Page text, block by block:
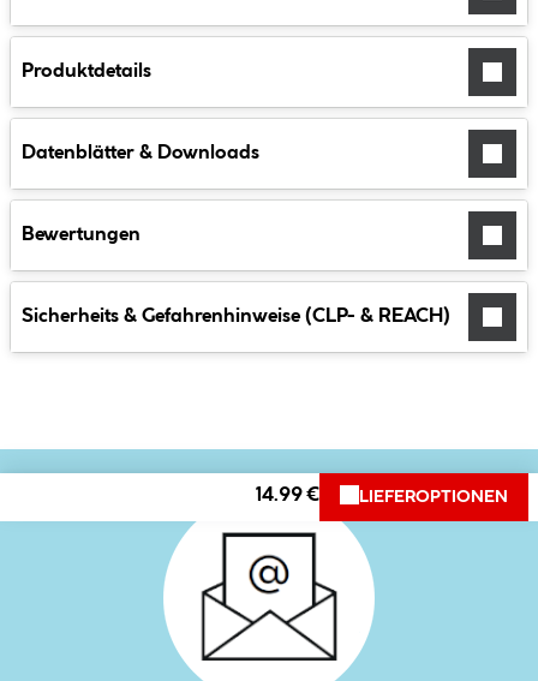
Produktdetails
Datenblätter & Downloads
Bewertungen
Sicherheits & Gefahrenhinweise (CLP- & REACH)
14.99 € LIEFEROPTIONEN